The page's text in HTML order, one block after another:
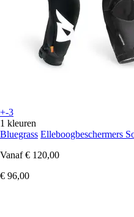
+-3
1 kleuren
Bluegrass Elleboogbeschermers
Vanaf € 120,00
€ 96,00